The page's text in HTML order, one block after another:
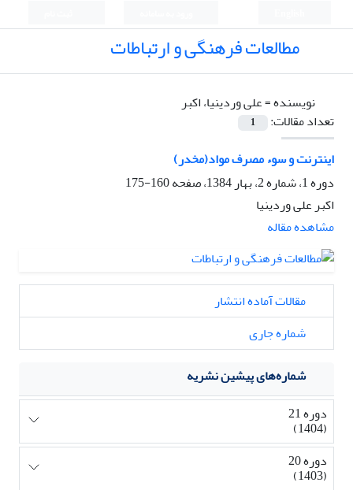
مطالعات فرهنگی و ارتباطات
نویسنده =علی وردینیا، اکبر
تعداد مقالات:
1
اﻳﻨﺘﺮﻧﺖ و ﺳﻮء ﻣﺼﺮف ﻣﻮاد(ﻣﺨﺪر)
دوره 1، شماره 2، بهار 1384، صفحه
160-175
اکبر علی وردینیا
مشاهده مقاله
مقالات آماده انتشار
شماره جاری
شماره‌های پیشین نشریه
دوره 21
(1404)
دوره 20
(1403)